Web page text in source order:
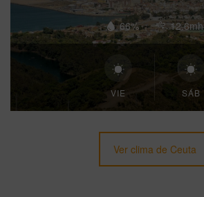
66% 12.6mh
VIE SÁB
Ver clima de Ceuta